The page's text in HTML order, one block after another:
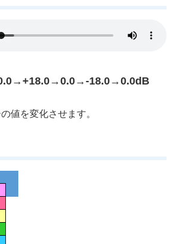
18.0→0.0dB
値を変化させます。